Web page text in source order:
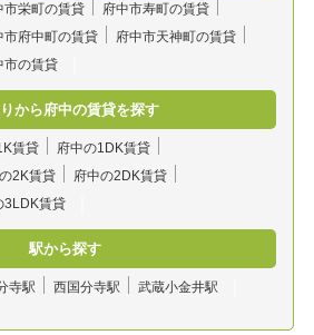
市栄町の賃貸
府中市寿町の賃貸
市府中町の賃貸
府中市天神町の賃貸
市の賃貸
から府中の賃貸を探す
賃貸
府中の1DK賃貸
2K賃貸
府中の2DK賃貸
3LDK賃貸
駅から探す
寺駅 西国分寺駅 武蔵小金井駅